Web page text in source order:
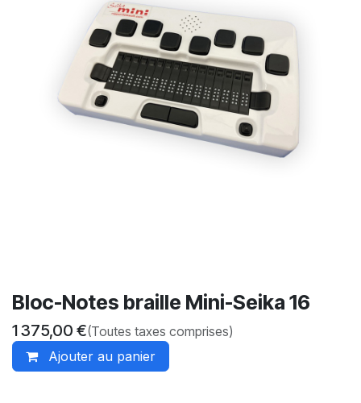
Bloc-Notes braille Mini-Seika 16
1 375,00 €(Toutes taxes comprises)
Ajouter au panier